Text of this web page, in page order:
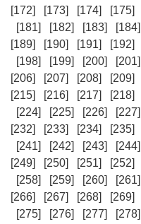
[172]
[173] [174] [175]
[181]
[182] [183] [184]
[189]
[190] [191] [192]
[198]
[199] [200] [201]
[206]
[207] [208] [209]
[215]
[216] [217] [218]
[224]
[225] [226] [227]
[232]
[233] [234] [235]
[241]
[242] [243] [244]
[249]
[250] [251] [252]
[258]
[259] [260] [261]
[266]
[267] [268] [269]
[275]
[276] [277] [278]